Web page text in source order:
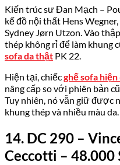
Kiến trúc sư Đan Mạch –
kế đồ nội thất Hens
Sydney Jørn Utzon. Vào
thép không rỉ để làm khung
sofa da thật PK 22.
Hiện tại, chiếcghế sofa
nâng cấp so với phiên bản
Tuy nhiên, nó vẫn giữ được
khung thép và nhiều màu da.
14. DC 290 –
Ceccotti – 48.000